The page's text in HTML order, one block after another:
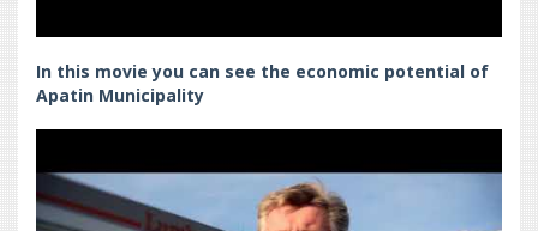
In this movie you can see the economic potential of
Apatin Municipality